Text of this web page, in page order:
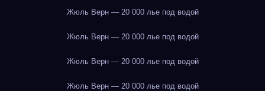
Жюль Верн — 20 000 лье под водой
Жюль Верн — 20 000 лье под водой
Жюль Верн — 20 000 лье под водой
Жюль Верн — 20 000 лье под водой